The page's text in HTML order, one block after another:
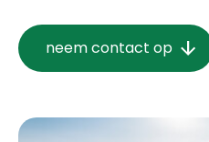
neem contact op